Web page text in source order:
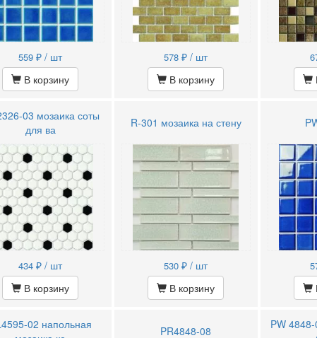
559 ₽ / шт
В корзину
578 ₽ / шт
В корзину
03 мозаика соты
для ва
434 ₽ / шт
В корзину
R-301 мозаика на стену
530 ₽ / шт
В корзину
02 напольная
PR4848-08
PW